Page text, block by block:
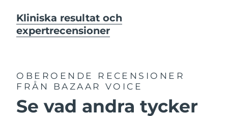
Kliniska resultat och
expertrecensioner
OBEROENDE RECENSIONER
FRÅN BAZAAR VOICE
Se vad andra tycker